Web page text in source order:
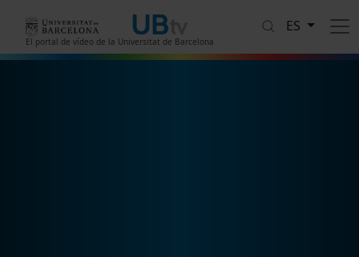
El portal de vídeo de la Universitat de Barcelona
ES